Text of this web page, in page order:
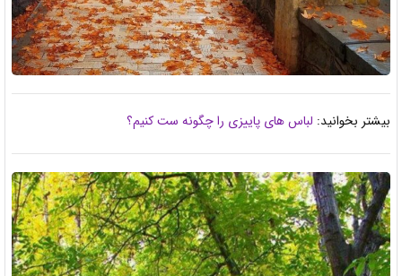
بیشتر بخوانید: لباس های پاییزی را چگونه ست کنیم؟